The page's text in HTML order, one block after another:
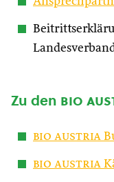
Zu den bio
bio austria
bio austria